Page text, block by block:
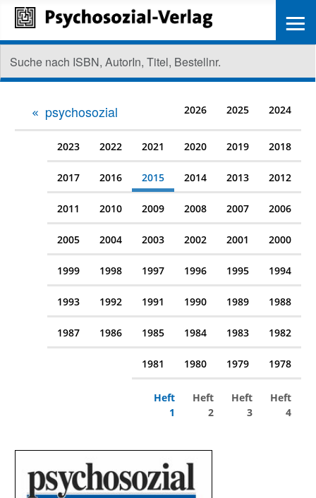
psychosozial 2026 2025 2024
2023 2022 2021 2020 2019 2018
2017 2016 2015 2014 2013 2012
2011 2010 2009 2008 2007 2006
2005 2004 2003 2002 2001 2000
1999 1998 1997 1996 1995 1994
1993 1992 1991 1990 1989 1988
1987 1986 1985 1984 1983 1982
1981 1980 1979 1978
Heft
1
Heft
2
Heft
3
Heft
4
≡